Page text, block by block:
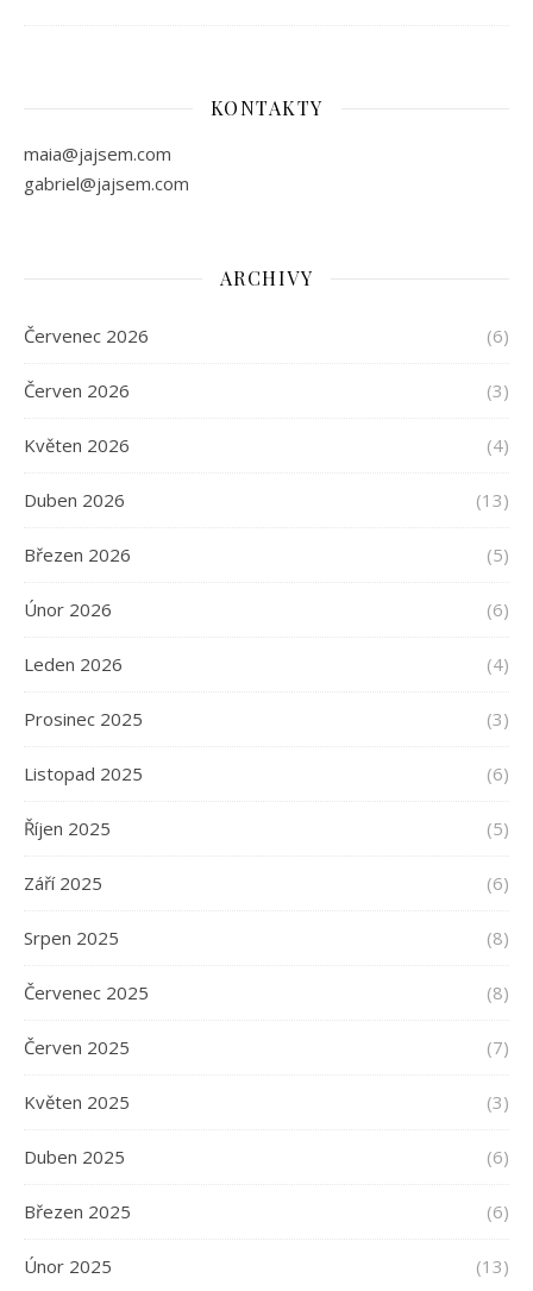
KONTAKTY
maia@jajsem.com
gabriel@jajsem.com
ARCHIVY
Červenec 2026 (6)
Červen 2026 (3)
Květen 2026 (4)
Duben 2026 (13)
Březen 2026 (5)
Únor 2026 (6)
Leden 2026 (4)
Prosinec 2025 (3)
Listopad 2025 (6)
Říjen 2025 (5)
Září 2025 (6)
Srpen 2025 (8)
Červenec 2025 (8)
Červen 2025 (7)
Květen 2025 (3)
Duben 2025 (6)
Březen 2025 (6)
Únor 2025 (13)